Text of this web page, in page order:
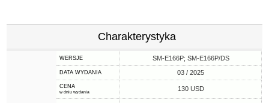
Charakterystyka
WERSJE SM-E166P; SM-E166P/DS
DATA WYDANIA 03 / 2025
CENA
w dniu wydania 130 USD